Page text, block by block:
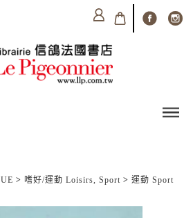
> 嗜好/運動 Loisirs, Sport > 運動 Sport